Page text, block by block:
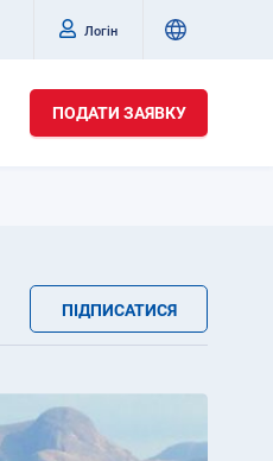
Логін
ПОДАТИ ЗАЯВКУ
ПІДПИСАТИСЯ